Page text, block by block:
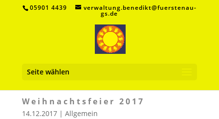
05901 4439 verwaltung.benedikt@fuerstenau-
gs.de
Seite wählen
Weihnachtsfeier 2017
14.12.2017| Allgemein